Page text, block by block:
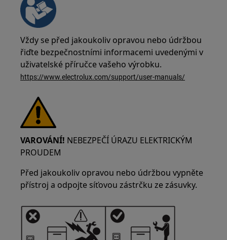
Vždy se před jakoukoliv opravou nebo údržbou
řiďte bezpečnostními informacemi uvedenými v
uživatelské příručce vašeho výrobku.
https://www.electrolux.com/support/user-manuals/
VAROVÁNÍ! NEBEZPEČÍ ÚRAZU ELEKTRICKÝM
PROUDEM
Před jakoukoliv opravou nebo údržbou vypněte
přístroj a odpojte síťovou zástrčku ze zásuvky.